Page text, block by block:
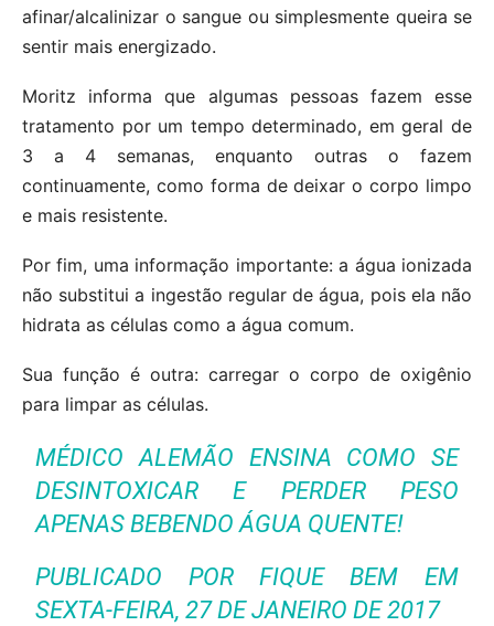
afinar/alcalinizar o sangue ou simplesmente queira se
sentir mais energizado.
Moritz informa que algumas pessoas fazem esse
tratamento por um tempo determinado, em geral de
3 a 4 semanas, enquanto outras o fazem
continuamente, como forma de deixar o corpo limpo
e mais resistente.
Por fim, uma informação importante: a água ionizada
não substitui a ingestão regular de água, pois ela não
hidrata as células como a água comum.
Sua função é outra: carregar o corpo de oxigênio
para limpar as células.
MÉDICO ALEMÃO ENSINA COMO SE
DESINTOXICAR E PERDER PESO
APENAS BEBENDO ÁGUA QUENTE!
PUBLICADO POR FIQUE BEM EM
SEXTA-FEIRA, 27 DE JANEIRO DE 2017